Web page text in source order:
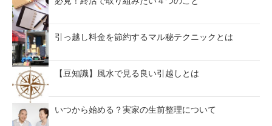
引っ越し料金を節約するマル秘テクニックとは
【豆知識】風水で見る良い引越しとは
いつから始める？実家の生前整理について